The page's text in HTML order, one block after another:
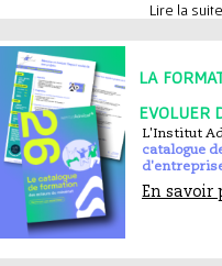
Lire la
LA
EVOLUER
L'Institut
catalogue
En savoir